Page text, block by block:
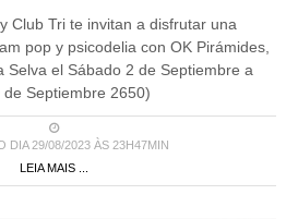
Club Tri te invitan a disfrutar una
pop y psicodelia con OK Pirámides,
Selva el Sábado 2 de Septiembre a
Septiembre 2650)
DIA 29/08/2023 ÀS 23H47MIN
LEIA MAIS ...